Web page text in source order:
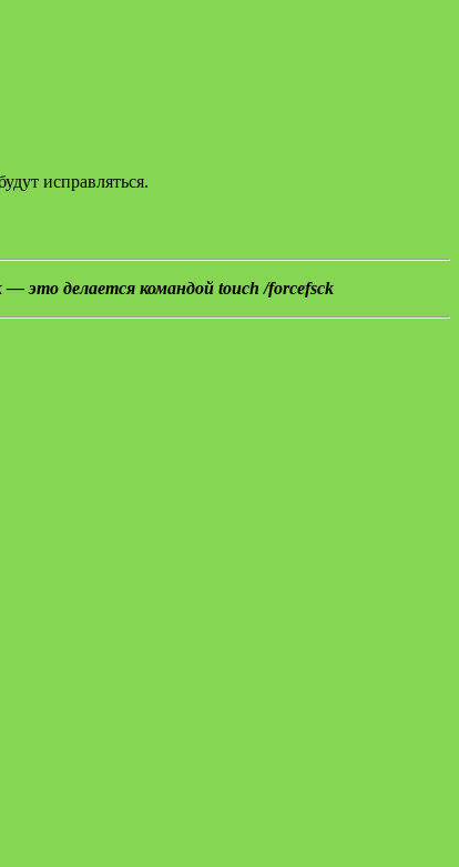
исправляться.
— это делается командой touch /forcefsck